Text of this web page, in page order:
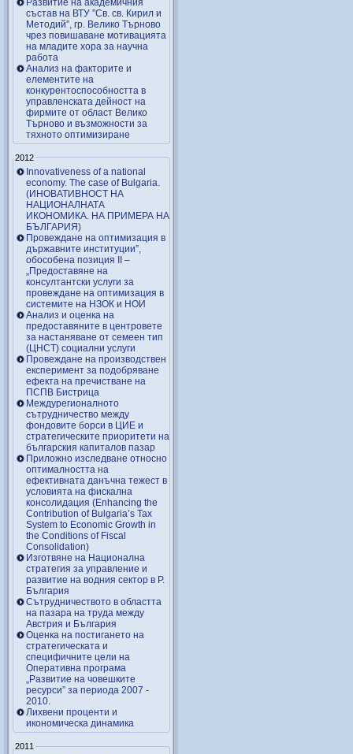
състав на ВТУ ”Св. св. Кирил и
Методий”, гр. Велико Търново
чрез повишаване мотивацията
на младите хора за научна
работа
Анализ на факторите и
елементите на
конкурентоспособността в
управленската дейност на
фирмите от област Велико
Търново и възможности за
тяхното оптимизиране
2012
Innovativeness of a national
economy. The case of Bulgaria.
(ИНОВАТИВНОСТ НА
НАЦИОНАЛНАТА
ИКОНОМИКА. НА ПРИМЕРА НА
БЪЛГАРИЯ)
Провеждане на оптимизация в
държавните институции”,
обособена позиция ІІ –
„Предоставяне на
консултантски услуги за
провеждане на оптимизация в
системите на НЗОК и НОИ
Анализ и оценка на
предоставяните в центровете
за настаняване от семеен тип
(ЦНСТ) социални услуги
Провеждане на производствен
експеримент за подобряване
ефекта на пречистване на
ПСПВ Бистрица
Междурегионалното
сътрудничество между
фондовите борси в ЦИЕ и
стратегическите приоритети на
българския капиталов пазар
Приложно изследване относно
оптималността на
ефективната данъчна тежест в
условията на фискална
консолидация (Enhancing the
Contribution of Bulgaria’s Tax
System to Economic Growth in
the Conditions of Fiscal
Consolidation)
Изготвяне на Национална
стратегия за управление и
развитие на водния сектор в Р.
България
Сътрудничеството в областта
на пазара на труда между
Австрия и България
Оценка на постигането на
стратегическата и
специфичните цели на
Оперативна програма
„Развитие на човешките
ресурси” за периода 2007 ‑
2010.
Лихвени проценти и
икономическа динамика
2011